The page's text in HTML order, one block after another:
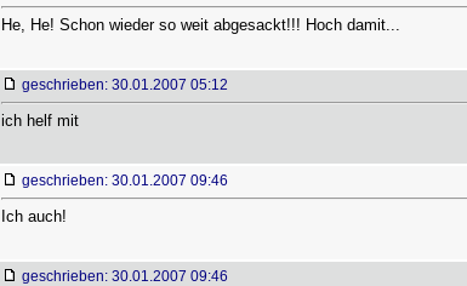
He, He! Schon wieder so weit abgesackt!!! Hoch damit...
geschrieben: 30.01.2007 05:12
ich helf mit
geschrieben: 30.01.2007 09:46
Ich auch!
geschrieben: 30.01.2007 09:46